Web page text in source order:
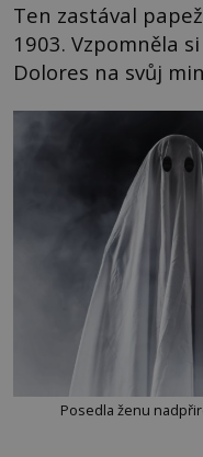
Ten zastával
1903. Vzpomněla
Dolores na svůj
Posedla ženu